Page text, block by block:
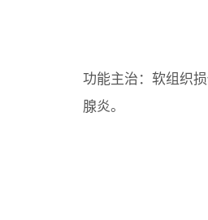
功能主治：软组织
腺炎。